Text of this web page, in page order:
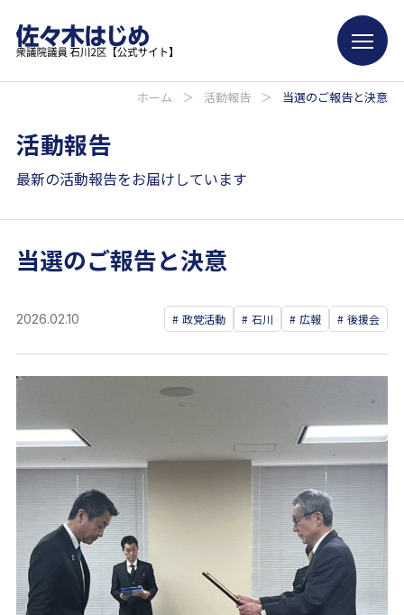
ホーム ＞ 活動報告 ＞ 当選のご報告と決意
活動報告
最新の活動報告をお届けしています
当選のご報告と決意
2026.02.10 政党活動 石川 広報 後援会